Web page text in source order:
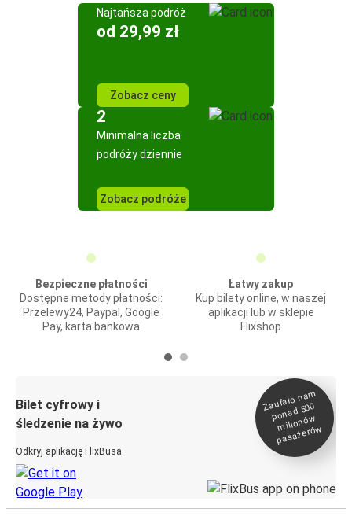
Najtańsza podróż
od 29,99 zł
Zobacz ceny
2
Minimalna liczba
podróży dziennie
Zobacz podróże
Bezpieczne płatności
Dostępne metody płatności:
Przelewy24, Paypal, Google
Pay, karta bankowa
Łatwy zakup
Kup bilety online, w naszej
aplikacji lub w sklepie
Flixshop
Bilet cyfrowy i
śledzenie na żywo
Odkryj aplikację FlixBusa
Zaufało na
m
ponad 500
milionó
w
pasażeró
w